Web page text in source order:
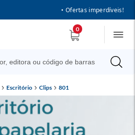
• Ofertas imperdíveis!
0
Escritório Clips 801